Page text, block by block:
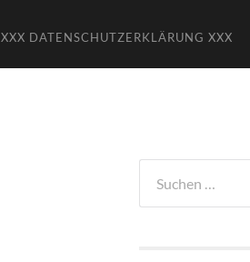
XXX DATENSCHUTZERKLÄRUNG XXX
nach: